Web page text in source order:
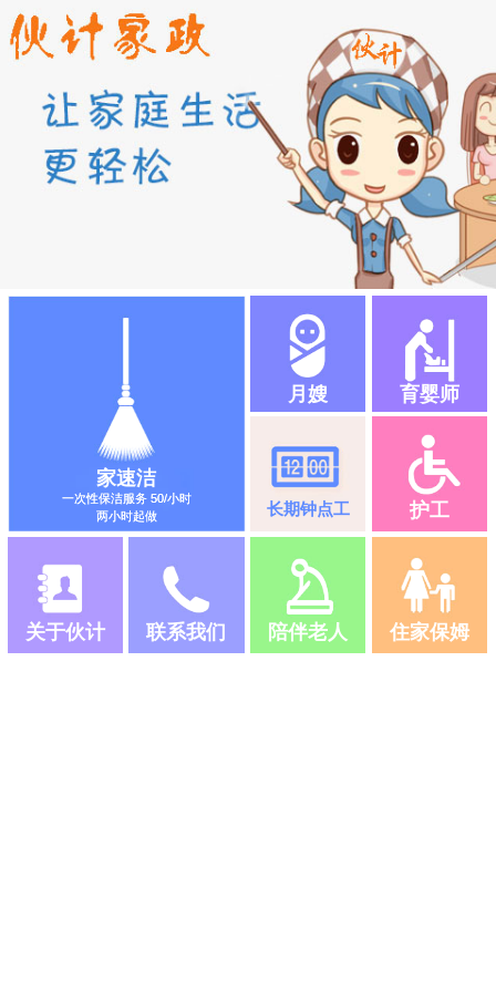
家速洁
一次性保洁服务 50/小时
两小时起做
月嫂 育婴师
长期钟点工 护工
关于伙计 联系我们 陪伴老人 住家保姆